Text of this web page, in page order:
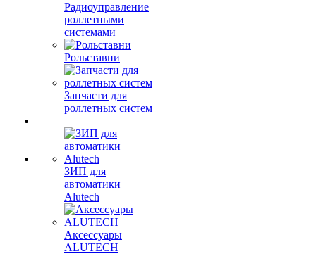
Радиоуправление
роллетными
системами
Рольставни
Запчасти для
роллетных систем
ЗИП для
автоматики
Alutech
Аксессуары
ALUTECH